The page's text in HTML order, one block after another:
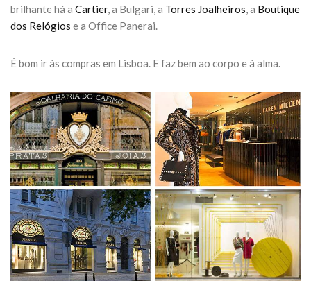
brilhante há a Cartier, a Bulgari, a Torres Joalheiros, a Boutique
dos Relógios e a Office Panerai.
É bom ir às compras em Lisboa. E faz bem ao corpo e à alma.